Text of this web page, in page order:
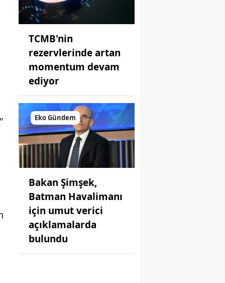
TCMB'nin
rezervlerinde artan
momentum devam
ediyor
Eko Gündem
Bakan Şimşek,
Batman Havalimanı
için umut verici
açıklamalarda
bulundu